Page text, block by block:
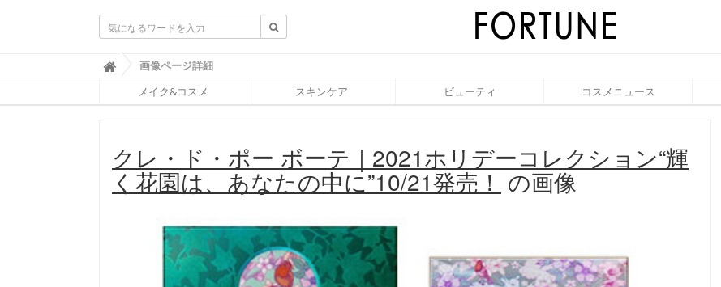
ふ
ぉ
ち
F
O
R
画像ページ詳細
メイク&コスメ スキンケア ビューティ コスメニュース
クレ・ド・ポー ボーテ｜2021ホリデーコレクション“輝
く花園は、あなたの中に”10/21発売！ の画像